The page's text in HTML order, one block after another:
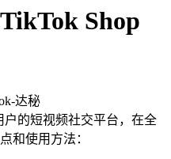
Shop
达秘
户的短视频社交平台，在全
和使用方法：